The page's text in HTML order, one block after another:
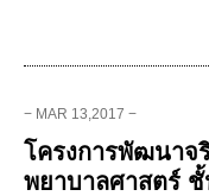
− MAR 13,2017 −
โครงการพัฒนาจ
พยาบาลศาสตร์